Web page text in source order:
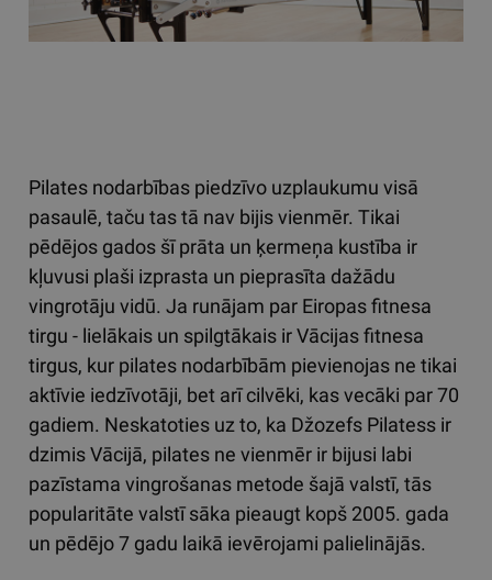
Pilates nodarbības piedzīvo uzplaukumu visā
pasaulē, taču tas tā nav bijis vienmēr. Tikai
pēdējos gados šī prāta un ķermeņa kustība ir
kļuvusi plaši izprasta un pieprasīta dažādu
vingrotāju vidū. Ja runājam par Eiropas fitnesa
tirgu - lielākais un spilgtākais ir Vācijas fitnesa
tirgus, kur pilates nodarbībām pievienojas ne tikai
aktīvie iedzīvotāji, bet arī cilvēki, kas vecāki par 70
gadiem. Neskatoties uz to, ka Džozefs Pilatess ir
dzimis Vācijā, pilates ne vienmēr ir bijusi labi
pazīstama vingrošanas metode šajā valstī, tās
popularitāte valstī sāka pieaugt kopš 2005. gada
un pēdējo 7 gadu laikā ievērojami palielinājās.